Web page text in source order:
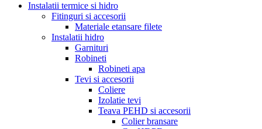
Instalatii termice si hidro
Fitinguri si accesorii
Materiale etansare filete
Instalatii hidro
Garnituri
Robineti
Robineti apa
Tevi si accesorii
Coliere
Izolatie tevi
Teava PEHD si accesorii
Colier bransare